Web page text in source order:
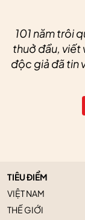
101 năm trôi
thuở đầu, viết
độc giả đã tin
TIÊU ĐIỂM
VIỆT NAM
THẾ GIỚI